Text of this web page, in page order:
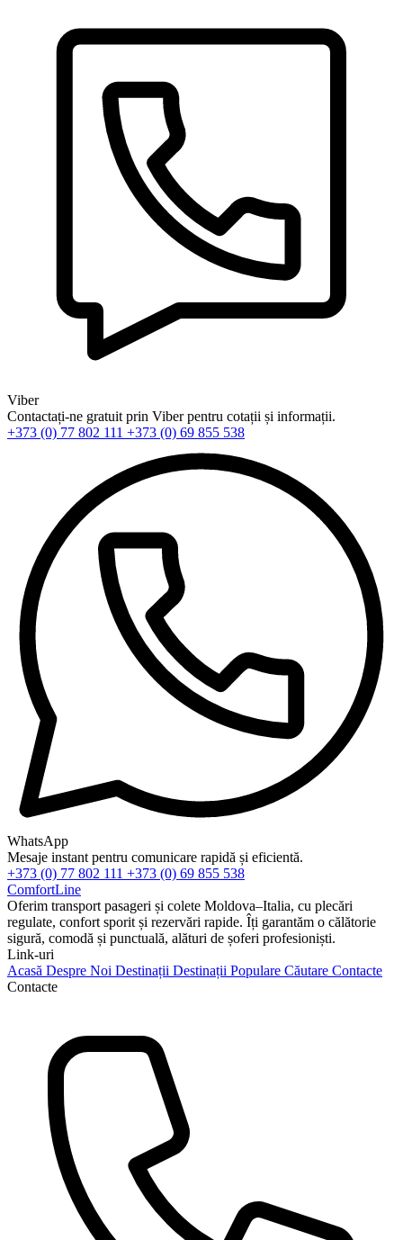
Viber
Contactați-ne gratuit prin Viber pentru cotații și informații.
+373 (0) 77 802 111 +373 (0) 69 855 538
WhatsApp
Mesaje instant pentru comunicare rapidă și eficientă.
+373 (0) 77 802 111 +373 (0) 69 855 538
ComfortLine
Oferim transport pasageri și colete Moldova–Italia, cu plecări
regulate, confort sporit și rezervări rapide. Îți garantăm o călătorie
sigură, comodă și punctuală, alături de șoferi profesioniști.
Link-uri
Acasă Despre Noi Destinații Destinații Populare Căutare Contacte
Contacte